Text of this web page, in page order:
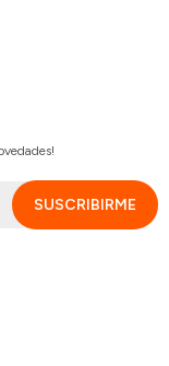
SUSCRIBIRME